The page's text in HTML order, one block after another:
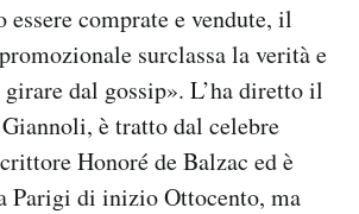
essere comprate e vendute, il
surclassa la verità e
dal gossip». L’ha diretto il
è tratto dal celebre
Honoré de Balzac ed è
Parigi di inizio Ottocento, ma